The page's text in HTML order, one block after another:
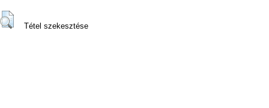
Tétel szekesztése